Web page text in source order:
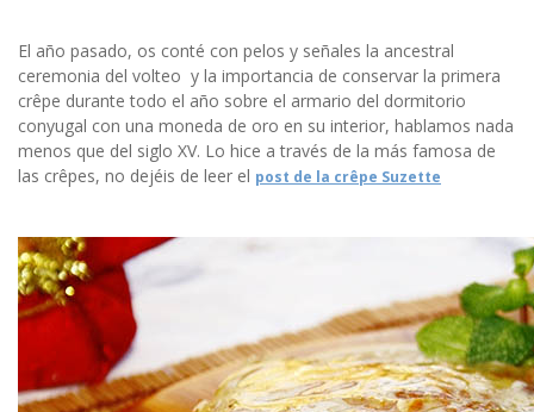
El año pasado, os conté con pelos y señales la ancestral
ceremonia del volteo y la importancia de conservar la primera
crêpe durante todo el año sobre el armario del dormitorio
conyugal con una moneda de oro en su interior, hablamos nada
menos que del siglo XV. Lo hice a través de la más famosa de
las crêpes, no dejéis de leer el post de la crêpe Suzette